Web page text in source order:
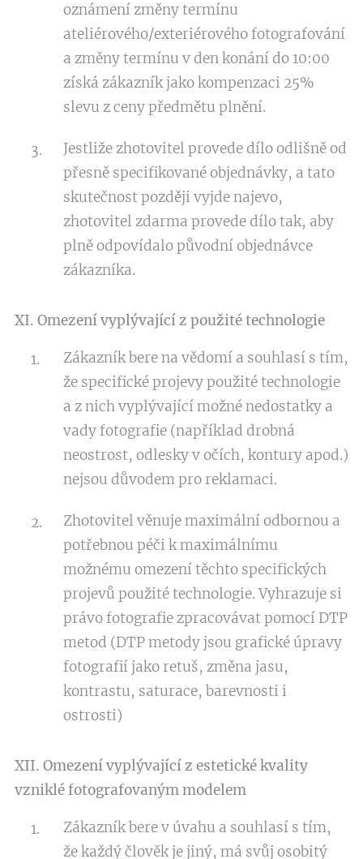
oznámení změny termínu
ateliérového/exteriérového fotografování
a změny termínu v den konání do 10:00
získá zákazník jako kompenzaci 25%
slevu z ceny předmětu plnění.
Jestliže zhotovitel provede dílo odlišně od
přesně specifikované objednávky, a tato
skutečnost později vyjde najevo,
zhotovitel zdarma provede dílo tak, aby
plně odpovídalo původní objednávce
zákazníka.
XI. Omezení vyplývající z použité technologie
Zákazník bere na vědomí a souhlasí s tím,
že specifické projevy použité technologie
a z nich vyplývající možné nedostatky a
vady fotografie (například drobná
neostrost, odlesky v očích, kontury apod.)
nejsou důvodem pro reklamaci.
Zhotovitel věnuje maximální odbornou a
potřebnou péči k maximálnímu
možnému omezení těchto specifických
projevů použité technologie. Vyhrazuje si
právo fotografie zpracovávat pomocí DTP
metod (DTP metody jsou grafické úpravy
fotografií jako retuš, změna jasu,
kontrastu, saturace, barevnosti i
ostrosti)
XII. Omezení vyplývající z estetické kvality
vzniklé fotografovaným modelem
Zákazník bere v úvahu a souhlasí s tím,
že každý člověk je jiný, má svůj osobitý